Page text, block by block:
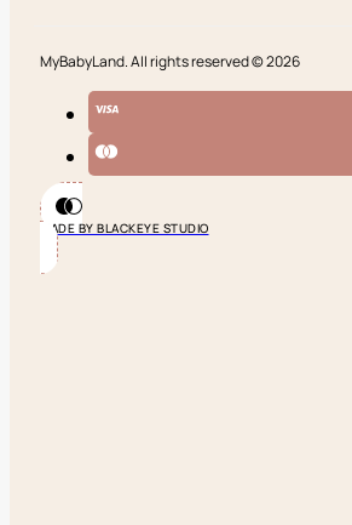
MyBabyLand. All rights reserved © 2026
MADE BY BLACKEYE STUDIO